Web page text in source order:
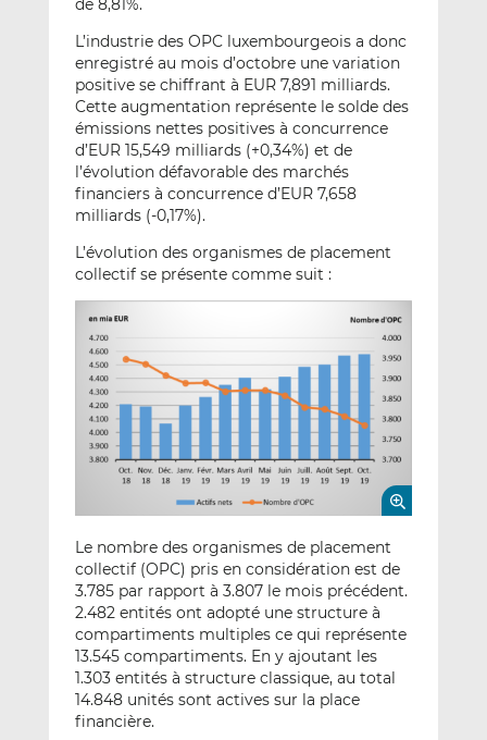
de 8,81%.
L’industrie des OPC luxembourgeois a donc
enregistré au mois d’octobre une variation
positive se chiffrant à EUR 7,891 milliards.
Cette augmentation représente le solde des
émissions nettes positives à concurrence
d’EUR 15,549 milliards (+0,34%) et de
l’évolution défavorable des marchés
financiers à concurrence d’EUR 7,658
milliards (-0,17%).
L’évolution des organismes de placement
collectif se présente comme suit :
Le nombre des organismes de placement
collectif (OPC) pris en considération est de
3.785 par rapport à 3.807 le mois précédent.
2.482 entités ont adopté une structure à
compartiments multiples ce qui représente
13.545 compartiments. En y ajoutant les
1.303 entités à structure classique, au total
14.848 unités sont actives sur la place
financière.